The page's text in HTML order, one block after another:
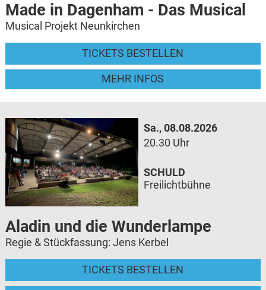
Made in Dagenham - Das Musical
Musical Projekt Neunkirchen
TICKETS BESTELLEN
MEHR INFOS
Sa., 08.08.2026
20.30 Uhr
Aladin und die Wunderlampe
Regie & Stückfassung: Jens Kerbel
TICKETS BESTELLEN
SCHULD
Freilichtbühne